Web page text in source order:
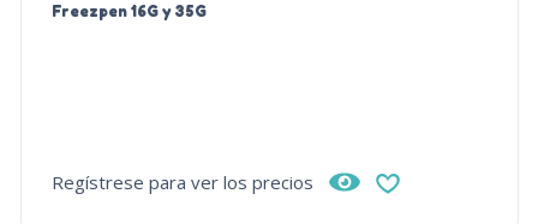
Freezpen 16G y 35G
Regístrese para ver los precios